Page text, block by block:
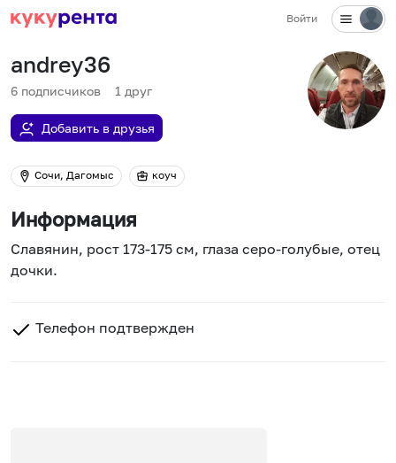
Войти
andrey36
6 подписчиков 1 друг
Добавить в друзья
Сочи, Дагомыс коуч
Информация
Славянин, рост 173-175 см, глаза серо-голубые, отец
дочки.
Телефон подтвержден